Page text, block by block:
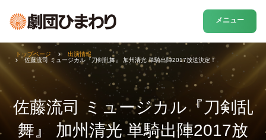
メニュー
佐藤流司 ミュージカル『刀剣乱
舞』 加州清光 単騎出陣2017放
トップページ
出演情報
佐藤流司 ミュージカル『刀剣乱舞』 加州清光 単騎出陣2017放送決定！